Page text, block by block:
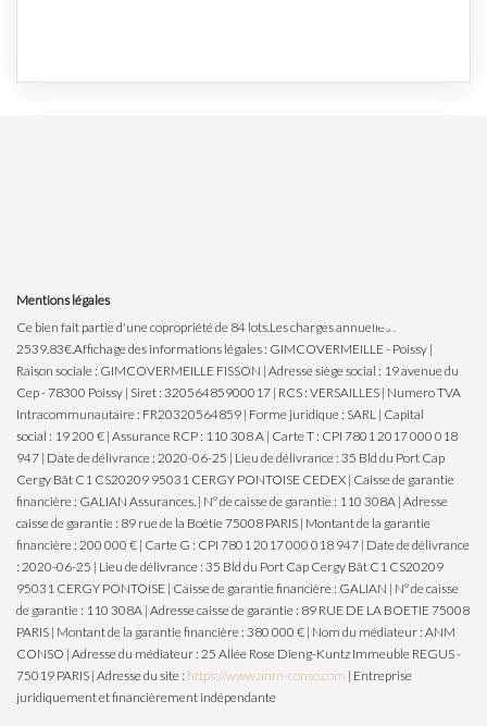
Mentions légales
Ce bien fait partie d'une copropriété de 84 lots.Les charges annuelles sont de
2539.83€.Affichage des informations légales : GIMCOVERMEILLE - Poissy |
Raison sociale : GIMCOVERMEILLE FISSON | Adresse siège social : 19 avenue du
Cep - 78300 Poissy | Siret : 32056485900017 | RCS : VERSAILLES | Numero TVA
Intracommunautaire : FR20320564859 | Forme juridique : SARL | Capital
social : 19 200 € | Assurance RCP : 110 308 A | Carte T : CPI 7801 2017 000 018
947 | Date de délivrance : 2020-06-25 | Lieu de délivrance : 35 Bld du Port Cap
Cergy Bât C1 CS20209 95031 CERGY PONTOISE CEDEX | Caisse de garantie
financière : GALIAN Assurances. | N° de caisse de garantie : 110 308A | Adresse
caisse de garantie : 89 rue de la Boétie 75008 PARIS | Montant de la garantie
financière : 200 000 € | Carte G : CPI 7801 2017 000 018 947 | Date de délivrance
: 2020-06-25 | Lieu de délivrance : 35 Bld du Port Cap Cergy Bât C1 CS20209
95031 CERGY PONTOISE | Caisse de garantie financière : GALIAN | N° de caisse
de garantie : 110 308A | Adresse caisse de garantie : 89 RUE DE LA BOETIE 75008
PARIS | Montant de la garantie financière : 380 000 € | Nom du médiateur : ANM
CONSO | Adresse du médiateur : 25 Allée Rose Dieng-Kuntz Immeuble REGUS -
75019 PARIS | Adresse du site : https://www.anm-conso.com | Entreprise
juridiquement et financièrement indépendante